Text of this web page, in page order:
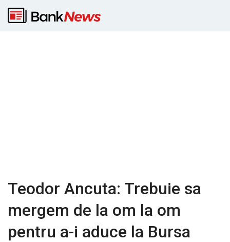
Teodor Ancuta: Trebuie sa
mergem de la om la om
pentru a-i aduce la Bursa